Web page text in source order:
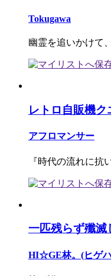
Tokugawa
幽霊を追いかけて
レトロ自販機ク
アフロマンサー
『時代の流れに抗
一匹残らず殲滅
HI☆GE林。(ヒゲ